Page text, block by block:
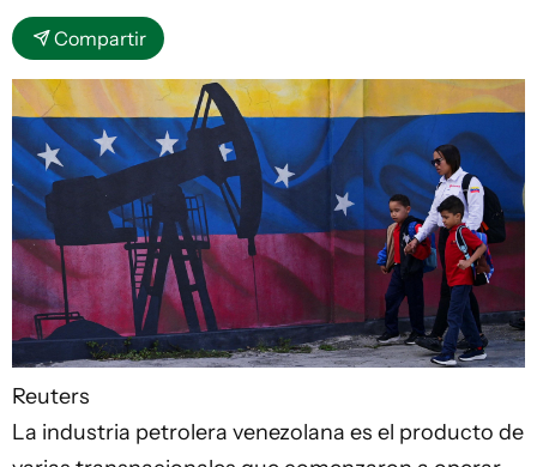
Compartir
Reuters
La industria petrolera venezolana es el producto de